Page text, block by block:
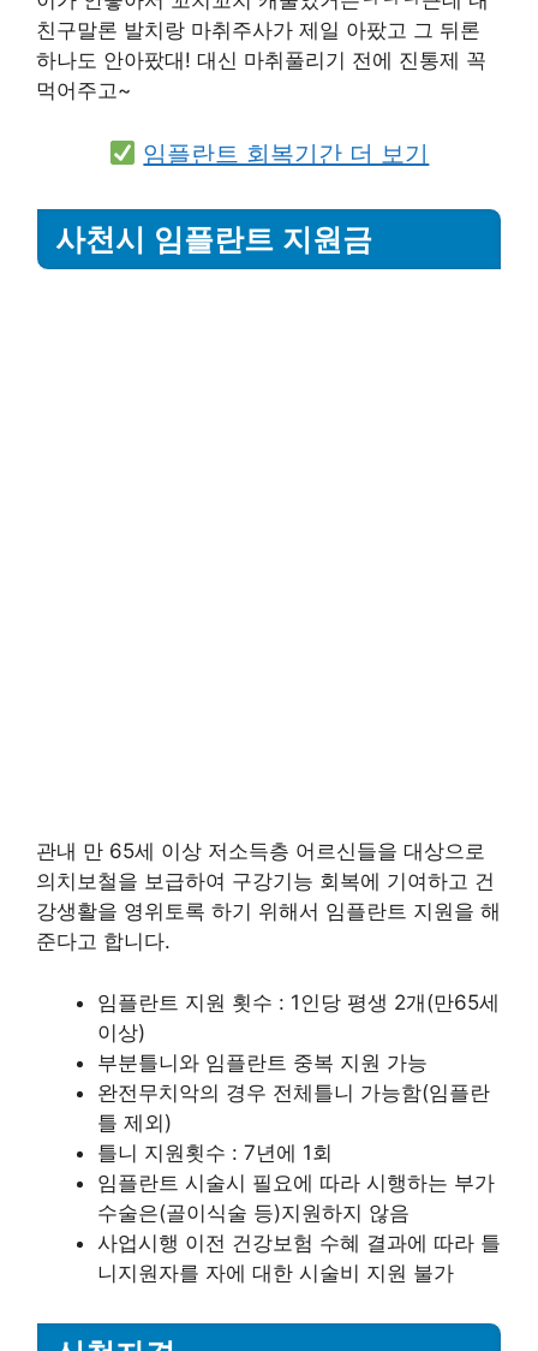
친구말론 발치랑 마취주사가 제일 아팠고 그 뒤론
하나도 안아팠대! 대신 마취풀리기 전에 진통제 꼭
먹어주고~
임플란트 회복기간 더 보기
사천시 임플란트 지원금
관내 만 65세 이상 저소득층 어르신들을 대상으로
의치보철을 보급하여 구강기능 회복에 기여하고 건
강생활을 영위토록 하기 위해서 임플란트 지원을 해
준다고 합니다.
임플란트 지원 횟수 : 1인당 평생 2개(만65세
이상)
부분틀니와 임플란트 중복 지원 가능
완전무치악의 경우 전체틀니 가능함(임플란
틀 제외)
틀니 지원횟수 : 7년에 1회
임플란트 시술시 필요에 따라 시행하는 부가
수술은(골이식술 등)지원하지 않음
사업시행 이전 건강보험 수혜 결과에 따라 틀
니지원자를 자에 대한 시술비 지원 불가